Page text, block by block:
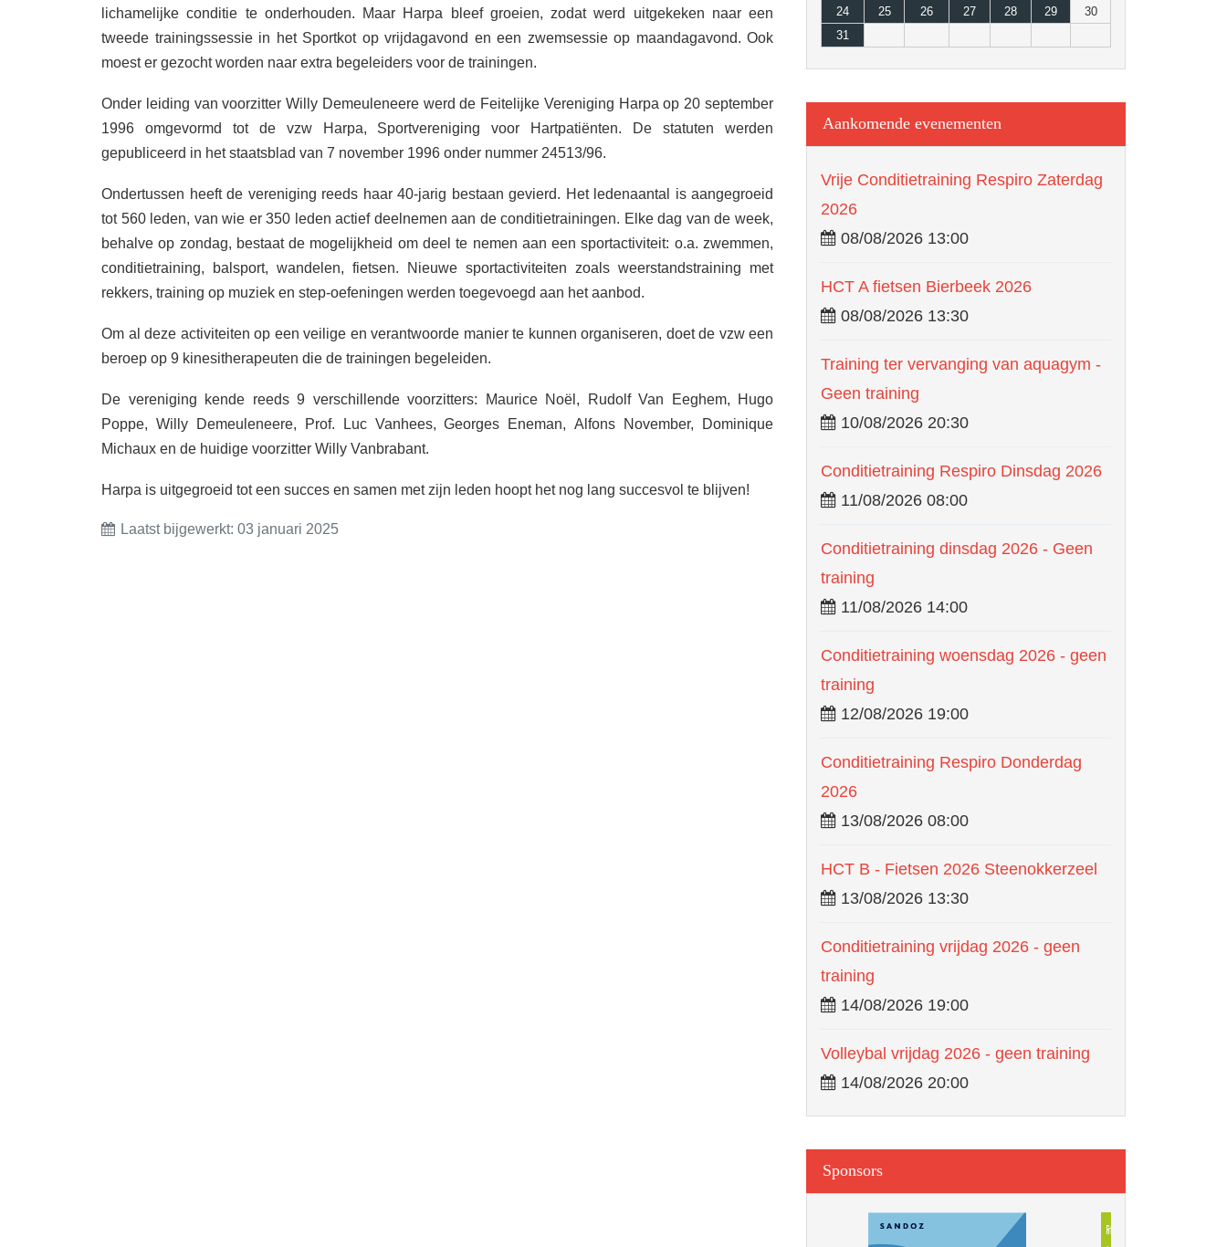
lichamelijke conditie te onderhouden. Maar Harpa bleef groeien, zodat werd uitgekeken naar een
tweede trainingssessie in het Sportkot op vrijdagavond en een zwemsessie op maandagavond. Ook
moest er gezocht worden naar extra begeleiders voor de trainingen.
Onder leiding van voorzitter Willy Demeuleneere werd de Feitelijke Vereniging Harpa op 20 september
1996 omgevormd tot de vzw Harpa, Sportvereniging voor Hartpatiënten. De statuten werden
gepubliceerd in het staatsblad van 7 november 1996 onder nummer 24513/96.
Ondertussen heeft de vereniging reeds haar 40-jarig bestaan gevierd. Het ledenaantal is aangegroeid
tot 560 leden, van wie er 350 leden actief deelnemen aan de conditietrainingen. Elke dag van de week,
behalve op zondag, bestaat de mogelijkheid om deel te nemen aan een sportactiviteit: o.a. zwemmen,
conditietraining, balsport, wandelen, fietsen. Nieuwe sportactiviteiten zoals weerstandstraining met
rekkers, training op muziek en step-oefeningen werden toegevoegd aan het aanbod.
Om al deze activiteiten op een veilige en verantwoorde manier te kunnen organiseren, doet de vzw een
beroep op 9 kinesitherapeuten die de trainingen begeleiden.
De vereniging kende reeds 9 verschillende voorzitters: Maurice Noël, Rudolf Van Eeghem, Hugo
Poppe, Willy Demeuleneere, Prof. Luc Vanhees, Georges Eneman, Alfons November, Dominique
Michaux en de huidige voorzitter Willy Vanbrabant.
Harpa is uitgegroeid tot een succes en samen met zijn leden hoopt het nog lang succesvol te blijven!
Laatst bijgewerkt: 03 januari 2025
24
25 26 27 28 29
30
31
Aankomende evenementen
Vrije Conditietraining Respiro Zaterdag
2026
08/08/2026 13:00
HCT A fietsen Bierbeek 2026
08/08/2026 13:30
Training ter vervanging van aquagym -
Geen training
10/08/2026 20:30
Conditietraining Respiro Dinsdag 2026
11/08/2026 08:00
Conditietraining dinsdag 2026 - Geen
training
11/08/2026 14:00
Conditietraining woensdag 2026 - geen
training
12/08/2026 19:00
Conditietraining Respiro Donderdag
2026
13/08/2026 08:00
HCT B - Fietsen 2026 Steenokkerzeel
13/08/2026 13:30
Conditietraining vrijdag 2026 - geen
training
14/08/2026 19:00
Volleybal vrijdag 2026 - geen training
14/08/2026 20:00
Sponsors